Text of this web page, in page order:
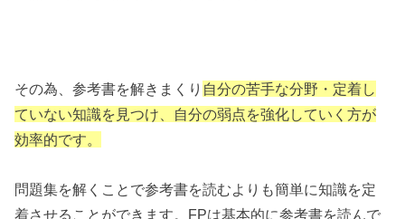
その為、参考書を解きまくり 自分の苦手な分野・定着し
ていない知識を見つけ、自分の弱点を強化していく方が
効率的です。
問題集を解くことで参考書を読むよりも簡単に知識を定
着させることができます。FPは基本的に参考書を読んで